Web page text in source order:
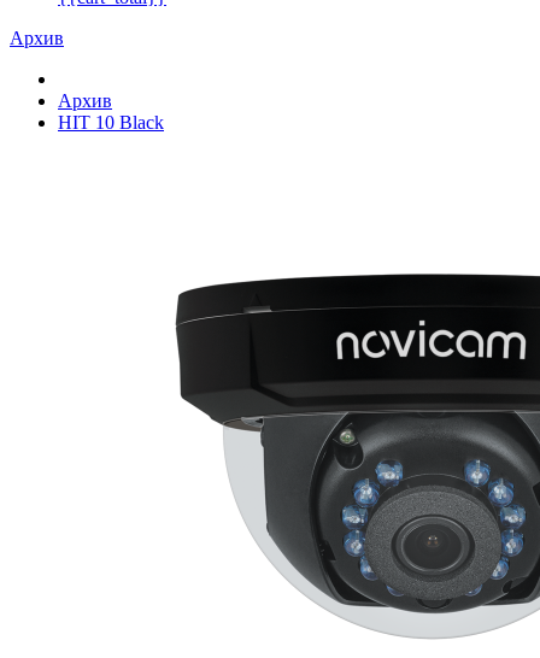
Архив
Архив
HIT 10 Black